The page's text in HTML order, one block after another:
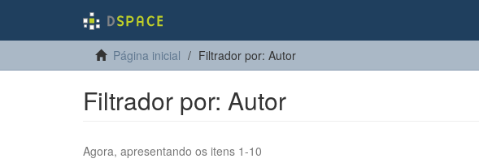
Página inicial Filtrador por: Autor
Filtrador por: Autor
Agora, apresentando os itens 1-10